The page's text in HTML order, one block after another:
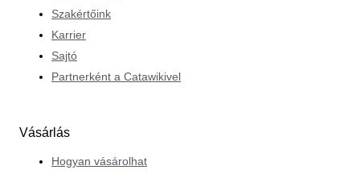
Szakértőink
Karrier
Sajtó
Partnerként a Catawikivel
Vásárlás
Hogyan vásárolhat